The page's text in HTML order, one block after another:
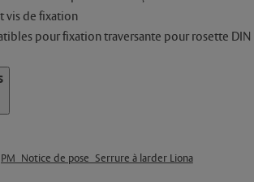
vis de fixation
pour fixation traversante pour rosette DIN
de pose_Serrure à larder Liona